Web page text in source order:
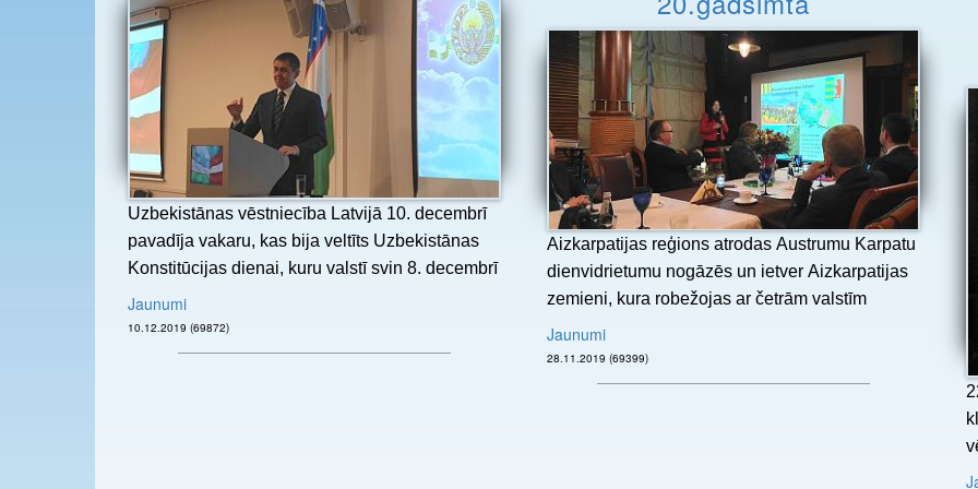
Uzbekistānas vēstniecība Latvijā 10. decembrī
pavadīja vakaru, kas bija veltīts Uzbekistānas
Konstitūcijas dienai, kuru valstī svin 8. decembrī
Jaunumi
10.12.2019 (69872)
Aizkarpatijas reģions atrodas Austrumu Karpatu
dienvidrietumu nogāzēs un ietver Aizkarpatijas
zemieni, kura robežojas ar četrām valstīm
Jaunumi
28.11.2019 (69399)